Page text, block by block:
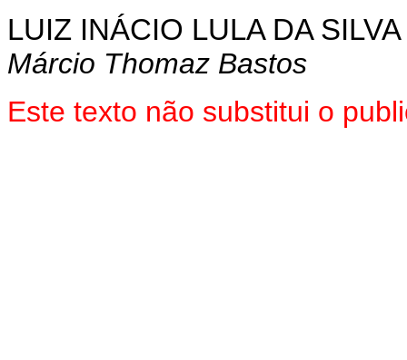
LUIZ INÁCIO LULA DA SILVA
Márcio Thomaz Bastos
Este texto não substitui o